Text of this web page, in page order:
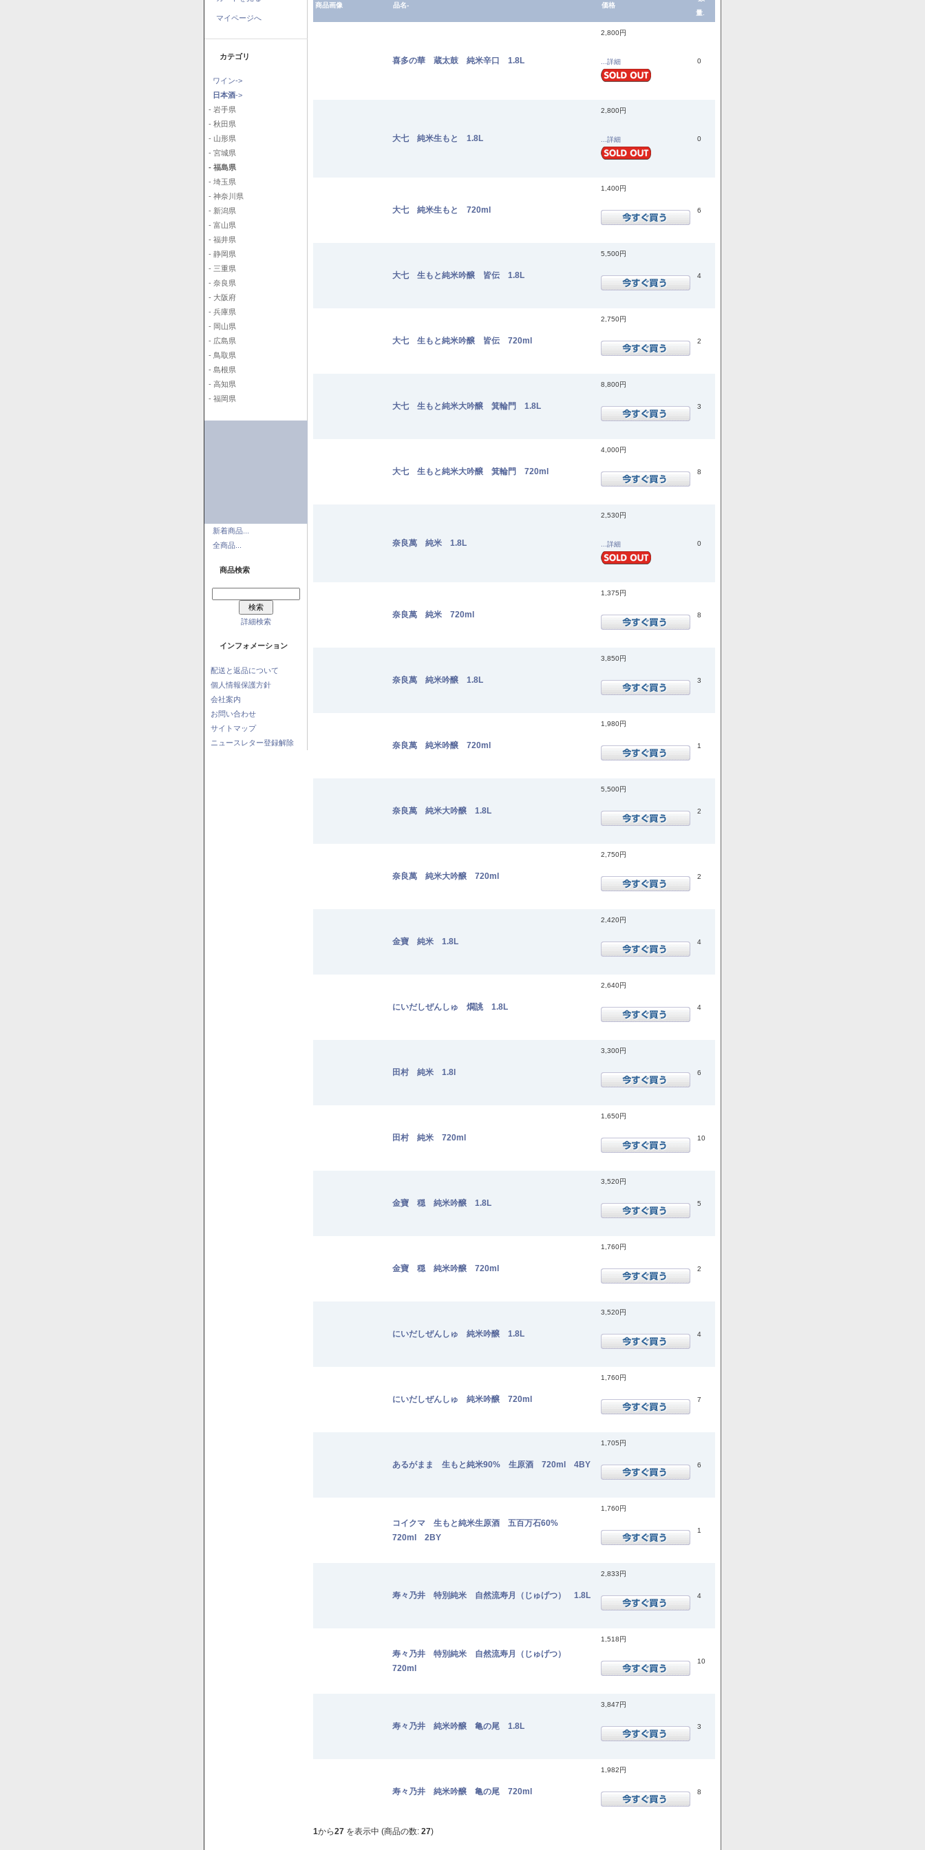
マイページへ
カテゴリ
ワイン->
日本酒->
- 岩手県
- 秋田県
- 山形県
- 宮城県
- 福島県
- 埼玉県
- 神奈川県
- 新潟県
- 富山県
- 福井県
- 静岡県
- 三重県
- 奈良県
- 大阪府
- 兵庫県
- 岡山県
- 広島県
- 鳥取県
- 島根県
- 高知県
- 福岡県
新着商品...
全商品...
商品検索
詳細検索
インフォメーション
配送と返品について
個人情報保護方針
会社案内
お問い合わせ
サイトマップ
ニュースレター登録解除
商品画像 品名- 価格
量.
喜多の華 蔵太鼓 純米辛口 1.8L
2,800円
...詳細 0
大七 純米生もと 1.8L
2,800円
...詳細 0
大七 純米生もと 720ml
1,400円
6
大七 生もと純米吟醸 皆伝 1.8L
5,500円
4
大七 生もと純米吟醸 皆伝 720ml
2,750円
2
大七 生もと純米大吟醸 箕輪門 1.8L
8,800円
3
大七 生もと純米大吟醸 箕輪門 720ml
4,000円
8
奈良萬 純米 1.8L
2,530円
...詳細 0
奈良萬 純米 720ml
1,375円
8
奈良萬 純米吟醸 1.8L
3,850円
3
奈良萬 純米吟醸 720ml
1,980円
1
奈良萬 純米大吟醸 1.8L
5,500円
2
奈良萬 純米大吟醸 720ml
2,750円
2
金寶 純米 1.8L
2,420円
4
にいだしぜんしゅ 燗誂 1.8L
2,640円
4
田村 純米 1.8l
3,300円
6
田村 純米 720ml
1,650円
10
金寶 穏 純米吟醸 1.8L
3,520円
5
金寶 穏 純米吟醸 720ml
1,760円
2
にいだしぜんしゅ 純米吟醸 1.8L
3,520円
4
にいだしぜんしゅ 純米吟醸 720ml
1,760円
7
あるがまま 生もと純米90% 生原酒 720ml 4BY
1,705円
6
コイクマ 生もと純米生原酒 五百万石60%
720ml 2BY
1,760円
1
寿々乃井 特別純米 自然流寿月（じゅげつ） 1.8L
2,833円
4
寿々乃井 特別純米 自然流寿月（じゅげつ）
720ml
1,518円
10
寿々乃井 純米吟醸 亀の尾 1.8L
3,847円
3
寿々乃井 純米吟醸 亀の尾 720ml
1,982円
8
1から27 を表示中 (商品の数: 27)